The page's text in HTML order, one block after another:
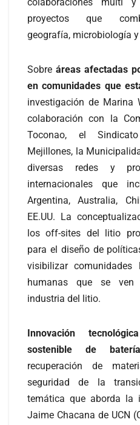
colaboraciones multi y
proyectos que
geografía, microbiología
Sobreáreas afectadas
en comunidades que
investigación de Marina
colaboración con la
Toconao, el
Mejillones, la
diversas redes y
internacionales que
Argentina, Australia,
EE.UU. La
los off-sites del litio
para el diseño de
visibilizar
humanas que se ven
industria del litio.
Innovación
sostenible de
recuperación de
seguridad de la
temática que aborda la
Jaime Chacana de UCN